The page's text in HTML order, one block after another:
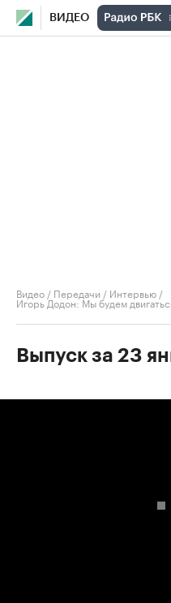
ВИДЕО
Видео / Передачи / Интервью /
Игорь Додон: Мы будем
Выпуск за 23